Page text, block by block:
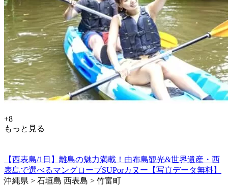
+8
もっと見る
【西表島/1日】離島の魅力満載！由布島観光&世界遺産・西
表島で選べるマングローブSUPorカヌー【写真データ無料】
沖縄県 > 石垣島 西表島 > 竹富町